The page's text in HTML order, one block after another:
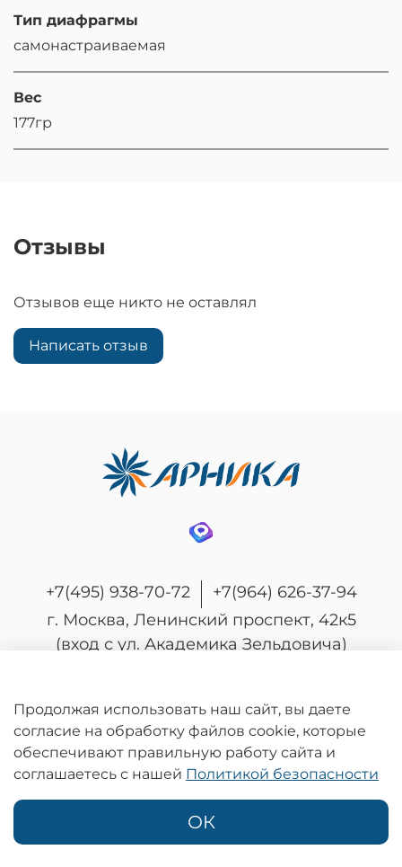
Тип диафрагмы
самонастраиваемая
Вес
177гр
Отзывы
Отзывов еще никто не оставлял
Написать отзыв
+7(495) 938-70-72
+7(964) 626-37-94
г. Москва, Ленинский проспект, 42к5
(вход с ул. Академика Зельдовича)
© 2026 Любое использование контента без
письменного разрешения запрещено
Информация на сайте носит информационный характер и не является
Гражданского кодекса Российской Федерации.
Политика конфиденциальности
Продолжая использовать наш сайт, вы даете
согласие на обработку файлов cookie, которые
обеспечивают правильную работу сайта и
соглашаетесь с нашей Политикой безопасности
ОК